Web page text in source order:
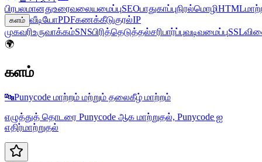
பிரபலமானதுஉரைவலையமைப்புSEOபாதுகாப்புநிரல்மொழிHTML
களம் வீடியோPDFகணக்கீடுகுரல்IP
முகவரிஉருவாக்கம்SNSபிரித்தெடுத்தல்சரிபார்ப்புவடிவமைப்புSSL
🌍
களம்
🔤Punycode மாற்றம் மற்றும் தலைகீழ் மாற்றம்
எழுத்துத் தொடரை Punycode ஆக மாற்றுதல், Punycode ஐ
எதிர்மாற்றுதல்